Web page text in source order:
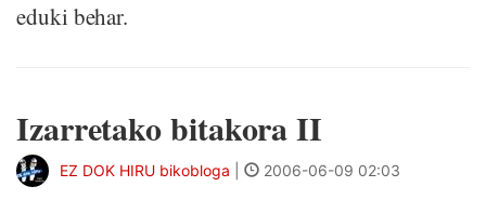
eduki behar.
Izarretako bitakora II
EZ DOK HIRU bikobloga 2006-06-09 02:03